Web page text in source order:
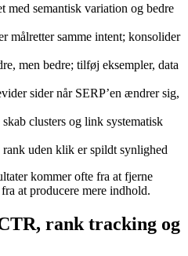
med semantisk variation og bedre
målretter samme intent; konsolider
men bedre; tilføj eksempler, data
sider når SERP’en ændrer sig,
clusters og link systematisk
uden klik er spildt synlighed
kommer ofte fra at fjerne
at producere mere indhold.
rank tracking og